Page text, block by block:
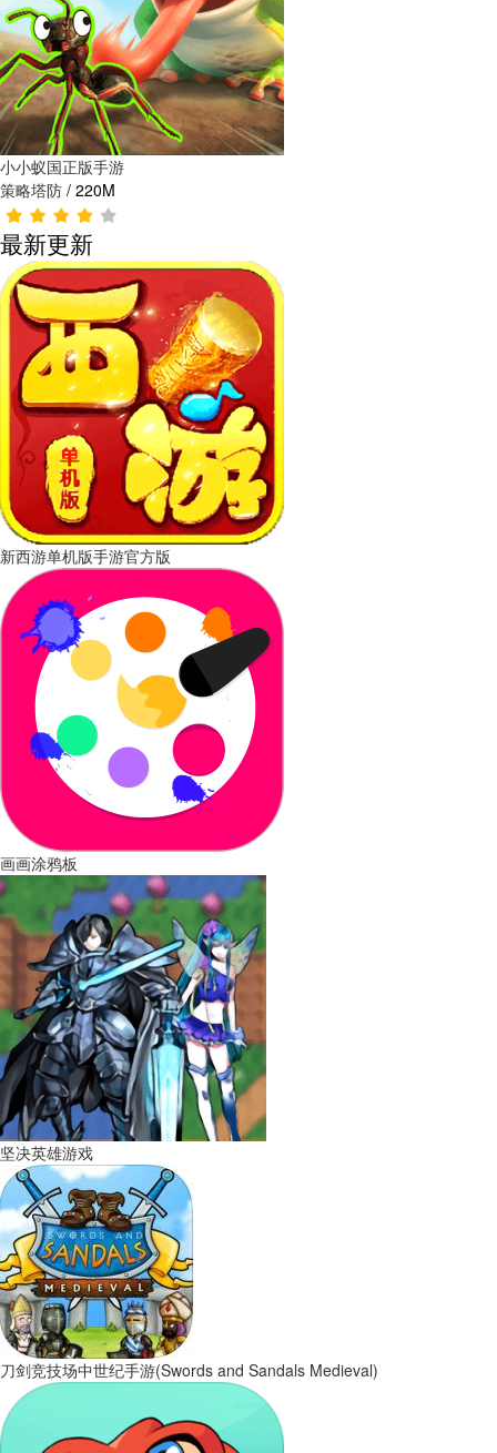
小小蚁国正版手游
策略塔防 / 220M
最新更新
新西游单机版手游官方版
画画涂鸦板
坚决英雄游戏
刀剑竞技场中世纪手游(Swords and Sandals Medieval)